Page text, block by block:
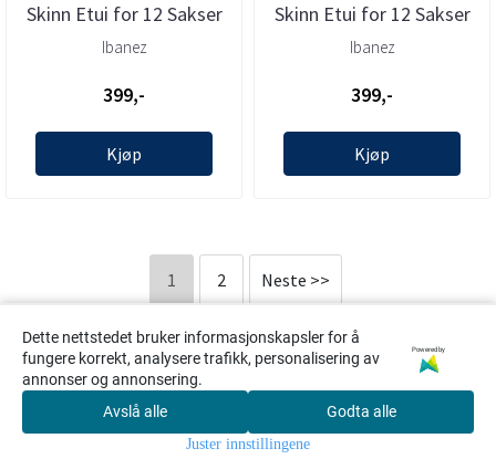
Skinn Etui for 12 Sakser
Blå, Ibanez
Ibanez
399,-
Kjøp
Skinn Etui for 12 Sakser
Rosa, Ibanez
Ibanez
399,-
Kjøp
1 2 Neste >>
Viser1 til16(av21produkter)
Dette nettstedet bruker informasjonskapsler for å
fungere korrekt, analysere trafikk, personalisering av
annonser og annonsering.
Powered by
Avslå alle Godta alle
Juster innstillingene